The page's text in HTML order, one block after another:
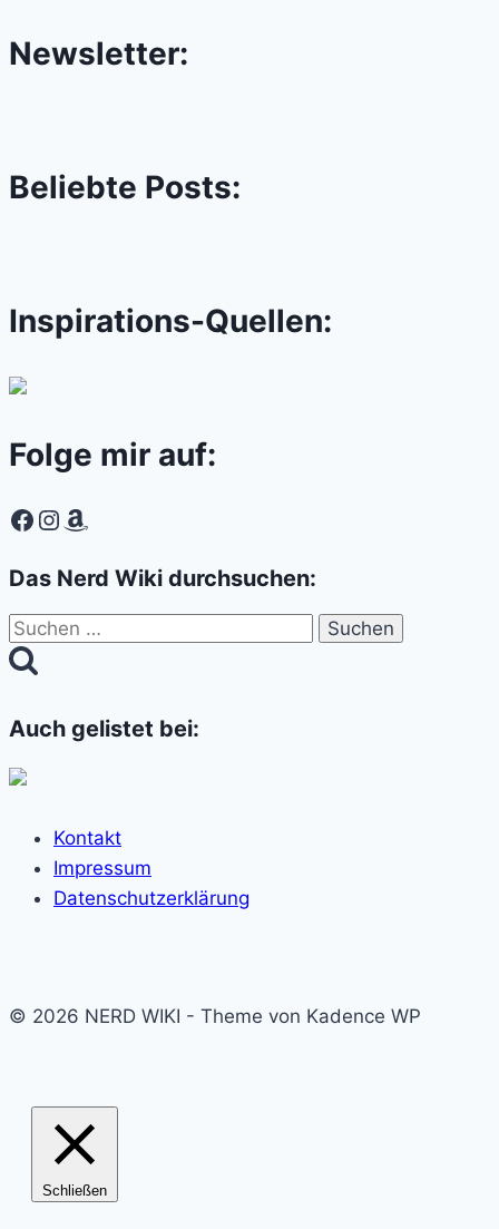
Newsletter:
Beliebte Posts:
Inspirations-Quellen:
Folge mir auf:
Facebook
Instagram
Amazon
Das Nerd Wiki durchsuchen:
Suchen
nach:
Auch gelistet bei:
Kontakt
Impressum
Datenschutzerklärung
© 2026 NERD WIKI - Theme von Kadence WP
Schließen